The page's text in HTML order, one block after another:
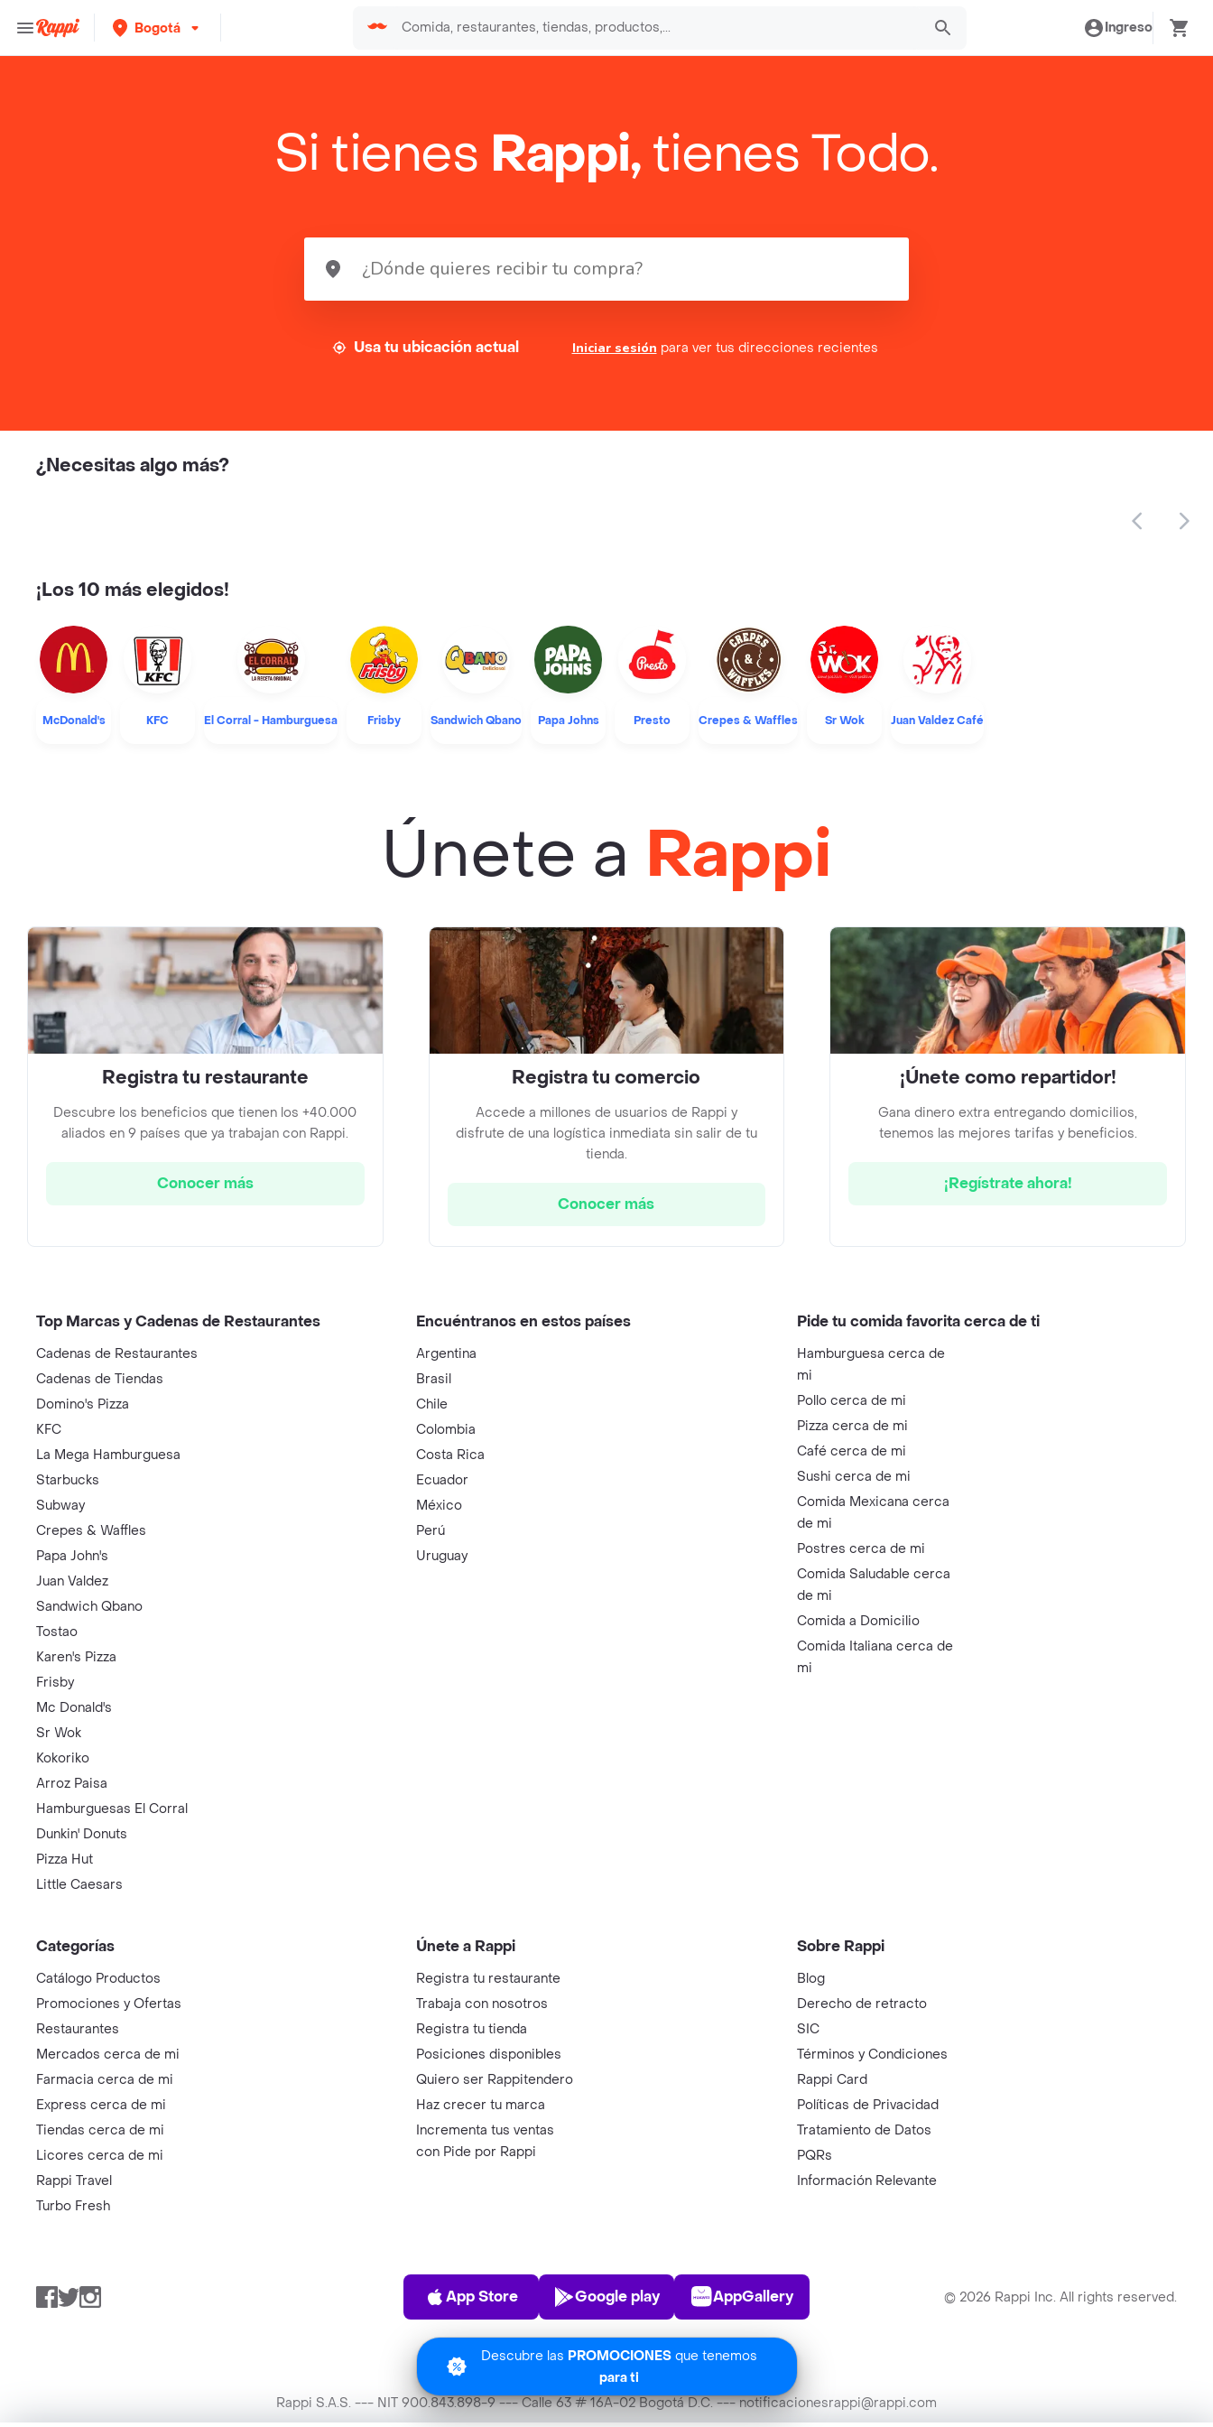
Bogotá Ingreso
Descubre las PROMOCIONES que tenemos
para ti
Si tienes Rappi,tienes Todo.
Usa tu ubicación actual Iniciar sesión para ver tus direcciones recientes
¿Necesitas algo más?
¡Los 10 más elegidos!
McDonald's KFC El Corral - Hamburguesa Frisby Sandwich Qbano Papa Johns Presto Crepes & Waffles Sr Wok Juan Valdez Café
Únete a Rappi
Registra tu restaurante
Descubre los beneficios que tienen los +40.000
aliados en 9 países que ya trabajan con Rappi.
Conocer más
Registra tu comercio
Accede a millones de usuarios de Rappi y
disfrute de una logística inmediata sin salir de tu
tienda.
Conocer más
¡Únete como repartidor!
Gana dinero extra entregando domicilios,
tenemos las mejores tarifas y beneficios.
¡Regístrate ahora!
Top Marcas y Cadenas de Restaurantes
Cadenas de Restaurantes
Cadenas de Tiendas
Domino's Pizza
KFC
La Mega Hamburguesa
Starbucks
Subway
Crepes & Waffles
Papa John's
Juan Valdez
Sandwich Qbano
Tostao
Karen's Pizza
Frisby
Mc Donald's
Sr Wok
Kokoriko
Arroz Paisa
Hamburguesas El Corral
Dunkin' Donuts
Pizza Hut
Little Caesars
Encuéntranos en estos países
Argentina
Brasil
Chile
Colombia
Costa Rica
Ecuador
México
Perú
Uruguay
Pide tu comida favorita cerca de ti
Hamburguesa cerca de
mi
Pollo cerca de mi
Pizza cerca de mi
Café cerca de mi
Sushi cerca de mi
Comida Mexicana cerca
de mi
Postres cerca de mi
Comida Saludable cerca
de mi
Comida a Domicilio
Comida Italiana cerca de
mi
Categorías
Catálogo Productos
Promociones y Ofertas
Restaurantes
Mercados cerca de mi
Farmacia cerca de mi
Express cerca de mi
Tiendas cerca de mi
Licores cerca de mi
Rappi Travel
Turbo Fresh
Únete a Rappi
Registra tu restaurante
Trabaja con nosotros
Registra tu tienda
Posiciones disponibles
Quiero ser Rappitendero
Haz crecer tu marca
Incrementa tus ventas
con Pide por Rappi
Sobre Rappi
Blog
Derecho de retracto
SIC
Términos y Condiciones
Rappi Card
Políticas de Privacidad
Tratamiento de Datos
PQRs
Información Relevante
Facebook
TwitterInstagram
App Store
App Store
Play Store
Google play
AppGallery
AppGallery © 2026 Rappi Inc. All rights reserved.
Rappi S.A.S. --- NIT 900.843.898-9 --- Calle 63 # 16A-02 Bogotá D.C. --- notificacionesrappi@rappi.com